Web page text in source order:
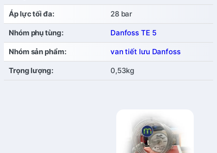
Áp lực tối đa: 28 bar
Nhóm phụ tùng: Danfoss TE 5
Nhóm sản phẩm: van tiết lưu Danfoss
Trọng lượng: 0,53kg